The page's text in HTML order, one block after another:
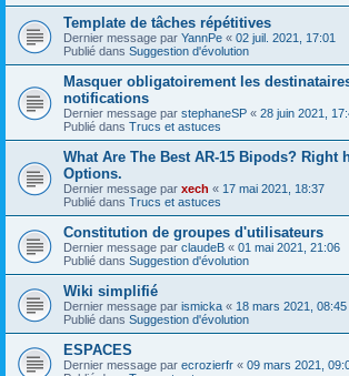
Template de tâches répétitives
Dernier message par YannPe « 02 juil. 2021, 17:01
Publié dans Suggestion d'évolution
Masquer obligatoirement les
notifications
Dernier message par stephaneSP « 28 juin 2021,
Publié dans Trucs et astuces
What Are The Best AR-15 Bipods? Right
Options.
Dernier message par xech « 17 mai 2021, 18:37
Publié dans Trucs et astuces
Constitution de groupes d'utilisateurs
Dernier message par claudeB « 01 mai 2021, 21:06
Publié dans Suggestion d'évolution
Wiki simplifié
Dernier message par ismicka « 18 mars 2021, 08:45
Publié dans Suggestion d'évolution
ESPACES
Dernier message par ecrozierfr « 09 mars 2021,